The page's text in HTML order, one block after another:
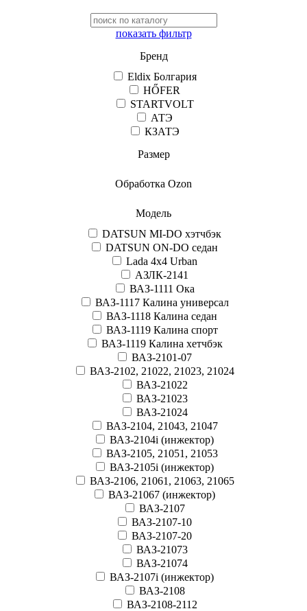
показать фильтр
Бренд
Eldix Болгария
HŐFER
STARTVOLT
АТЭ
КЗАТЭ
Размер
Обработка Ozon
Модель
DATSUN MI-DO хэтчбэк
DATSUN ON-DO седан
Lada 4x4 Urban
АЗЛК-2141
ВАЗ-1111 Ока
ВАЗ-1117 Калина универсал
ВАЗ-1118 Калина седан
ВАЗ-1119 Калина спорт
ВАЗ-1119 Калина хетчбэк
ВАЗ-2101-07
ВАЗ-2102, 21022, 21023, 21024
ВАЗ-21022
ВАЗ-21023
ВАЗ-21024
ВАЗ-2104, 21043, 21047
ВАЗ-2104i (инжектор)
ВАЗ-2105, 21051, 21053
ВАЗ-2105i (инжектор)
ВАЗ-2106, 21061, 21063, 21065
ВАЗ-21067 (инжектор)
ВАЗ-2107
ВАЗ-2107-10
ВАЗ-2107-20
ВАЗ-21073
ВАЗ-21074
ВАЗ-2107i (инжектор)
ВАЗ-2108
ВАЗ-2108-2112